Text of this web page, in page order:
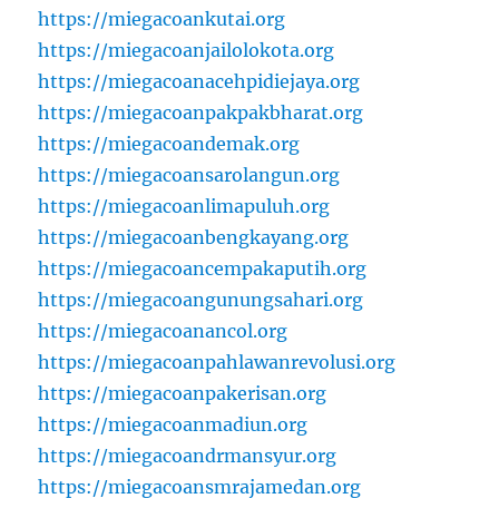
https://miegacoankutai.org
https://miegacoanjailolokota.org
https://miegacoanacehpidiejaya.org
https://miegacoanpakpakbharat.org
https://miegacoandemak.org
https://miegacoansarolangun.org
https://miegacoanlimapuluh.org
https://miegacoanbengkayang.org
https://miegacoancempakaputih.org
https://miegacoangunungsahari.org
https://miegacoanancol.org
https://miegacoanpahlawanrevolusi.org
https://miegacoanpakerisan.org
https://miegacoanmadiun.org
https://miegacoandrmansyur.org
https://miegacoansmrajamedan.org